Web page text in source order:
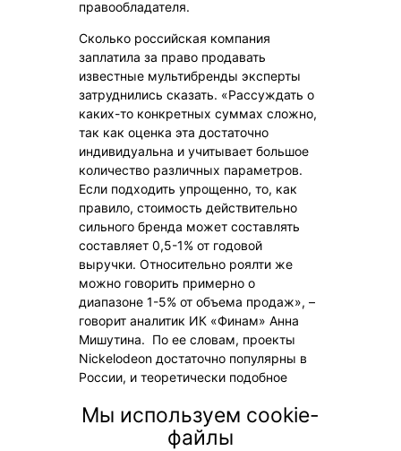
правообладателя.
Сколько российская компания
заплатила за право продавать
известные мультибренды эксперты
затруднились сказать. «Рассуждать о
каких-то конкретных суммах сложно,
так как оценка эта достаточно
индивидуальна и учитывает большое
количество различных параметров.
Если подходить упрощенно, то, как
правило, стоимость действительно
сильного бренда может составлять
составляет 0,5-1% от годовой
выручки. Относительно роялти же
можно говорить примерно о
диапазоне 1-5% от объема продаж», –
говорит аналитик ИК «Финам» Анна
Мишутина. По ее словам, проекты
Nickelodeon достаточно популярны в
России, и теоретически подобное
достаточно перспективным для обеих
Мы используем cookie-
файлы